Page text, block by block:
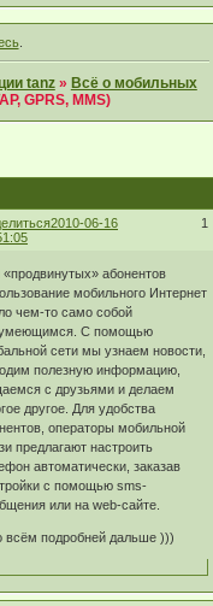
.
tanz » Всё о мобильных
GPRS, MMS)
1
2010-06-16
«продвинутых» абонентов
мобильного Интернет
чем-то само собой
С помощью
сети мы узнаем новости,
полезную информацию,
с друзьями и делаем
другое. Для удобства
операторы мобильной
предлагают настроить
автоматически, заказав
с помощью sms-
или на web-сайте.
всём подробней дальше )))